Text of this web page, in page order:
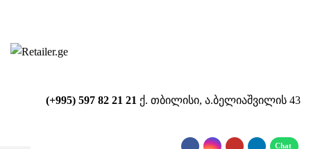
(+995) 597 82 21 21 ქ. თბილისი, ა.ბელიაშვილის 43